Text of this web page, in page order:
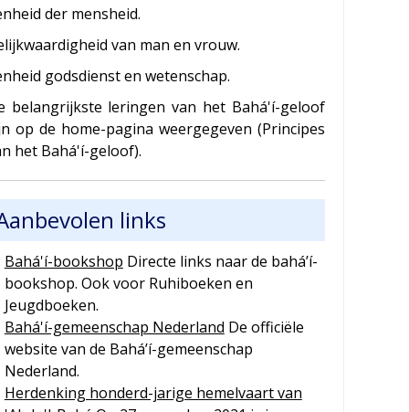
der mensheid.
van man en vrouw.
godsdienst en wetenschap.
belangrijkste leringen van het Bahá'í-geloof
op de home-pagina weergegeven (Principes
het Bahá'í-geloof).
links
Bahá'í-bookshop Directe links naar de bahá’í-
bookshop. Ook voor Ruhiboeken en
Jeugdboeken.
Bahá'í-gemeenschap Nederland De officiële
website van de Bahá’í-gemeenschap
Nederland.
Herdenking honderd-jarige hemelvaart van